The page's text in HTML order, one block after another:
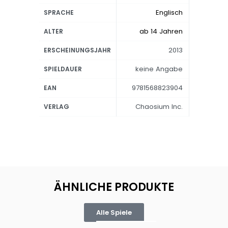
SPRACHE Englisch
ALTER ab 14 Jahren
ERSCHEINUNGSJAHR 2013
SPIELDAUER keine Angabe
EAN 9781568823904
VERLAG Chaosium Inc.
ÄHNLICHE PRODUKTE
Alle Spiele